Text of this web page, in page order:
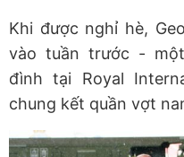
Khi được nghỉ hè,
vào tuần trước -
đình tại Royal
chung kết quần vợt